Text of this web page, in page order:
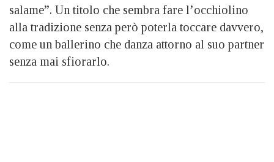
salame”. Un titolo che sembra fare l’occhiolino
alla tradizione senza però poterla toccare davvero,
come un ballerino che danza attorno al suo partner
senza mai sfiorarlo.